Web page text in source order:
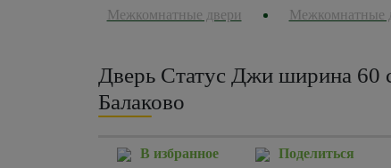
Межкомнатные двери Межкомнатные
Дверь Статус Джи ширина 60
Балаково
В избранное Поделиться